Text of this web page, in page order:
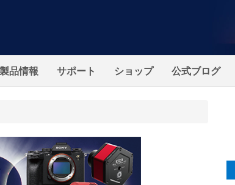
製品情報 サポート ショップ 公式ブログ